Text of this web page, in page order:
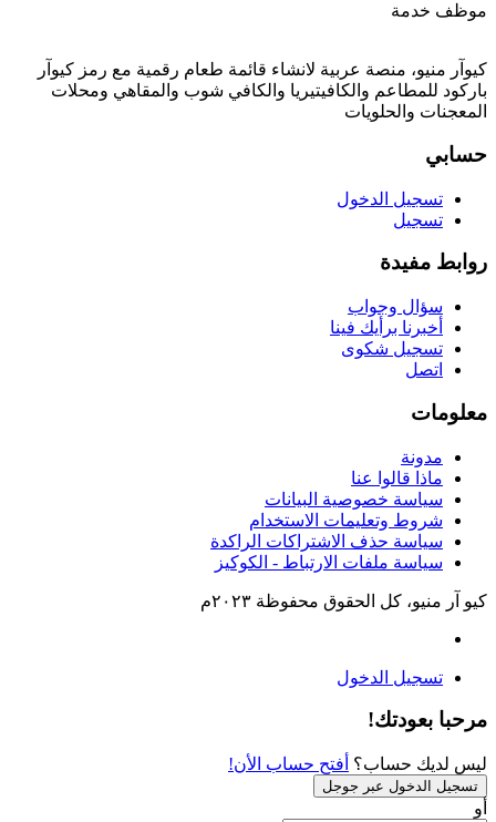
موظف خدمة
كيوآر منيو، منصة عربية لانشاء قائمة طعام رقمية مع رمز كيوآر
باركود للمطاعم والكافيتيريا والكافي شوب والمقاهي ومحلات
المعجنات والحلويات
حسابي
تسجيل الدخول
تسجيل
روابط مفيدة
سؤال وجواب
أخبرنا برأيك فينا
تسجيل شكوى
اتصل
معلومات
مدونة
ماذا قالوا عنا
سياسة خصوصية البيانات
شروط وتعليمات الاستخدام
سياسة حذف الاشتراكات الراكدة
سياسة ملفات الارتباط - الكوكيز
كيو آر منيو، كل الحقوق محفوظة ٢٠٢٣م
تسجيل الدخول
مرحبا بعودتك!
ليس لديك حساب؟ أفتح حساب الأن!
تسجيل الدخول عبر جوجل
أو